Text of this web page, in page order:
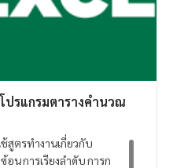
ปรแกรมตารางคำนวณ
สูตรทำงานเกี่ยวกับ
น การเรียงลำดับ การก